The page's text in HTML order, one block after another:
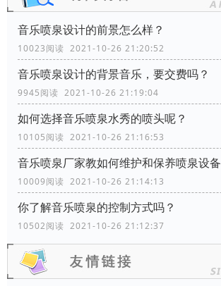
音乐喷泉设计的前景怎么样？
10023阅读 2021-10-26 21:20:52
音乐喷泉设计的背景音乐，要交费吗？
9945阅读 2021-10-26 21:19:04
如何选择音乐喷泉水秀的喷头呢？
10105阅读 2021-10-26 21:16:53
音乐喷泉厂家教如何维护和保养喷泉设备
10009阅读 2021-10-26 21:14:13
你了解音乐喷泉的控制方式吗？
10502阅读 2021-10-26 21:12:37